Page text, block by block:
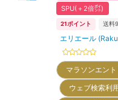
SPU(＋2倍㌽)
21ポイント 送料
エリエール
マラソンエン
ウェブ検索利